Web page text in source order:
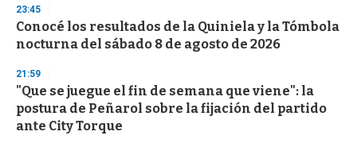
s
e
c
o
d
s
23:45
Conocé los resultados de la Quiniela y la Tómbola
nocturna del sábado 8 de agosto de 2026
21:59
"Que se juegue el fin de semana que viene": la
postura de Peñarol sobre la fijación del partido
ante City Torque